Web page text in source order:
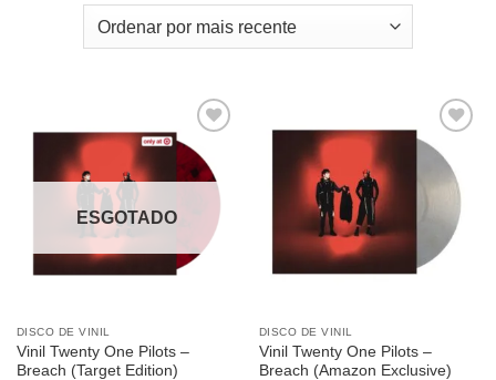
Adicionar
a lista de
desejos
ESGOTADO
DISCO DE VINIL
Vinil Twenty One Pilots –
Breach (Target Edition)
Adicionar
a lista de
desejos
DISCO DE VINIL
Vinil Twenty One Pilots –
Breach (Amazon Exclusive)